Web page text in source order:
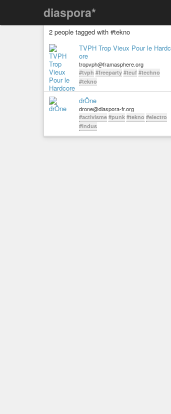
diaspora*
2 people tagged with #tekno
TVPH Trop Vieux Pour le Hardc
ore
tropvph@framasphere.org
#tvph #freeparty #teuf #techno
#tekno
drÖne
drone@diaspora-fr.org
#activisme #punk #tekno #electro
#indus